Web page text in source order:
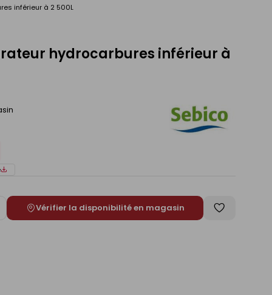
inférieur à 2 500L
hydrocarbures inférieur à
Vérifier la disponibilité en magasin
Enregistrer